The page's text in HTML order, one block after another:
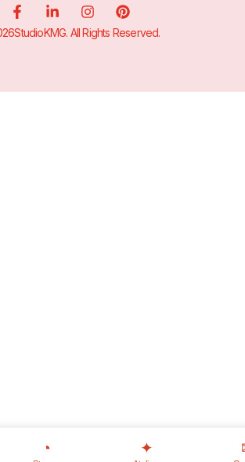
All Rights Reserved.
◔ ✦